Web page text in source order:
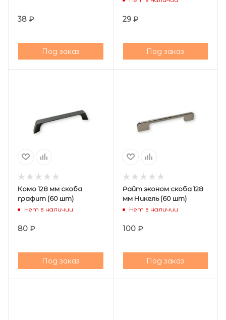
38 ₽
Под заказ
29₽
Под заказ
Комо 128 мм скоба
графит (60 шт)
Нет в наличии
80 ₽
Под заказ
Райт эконом скоба 128
мм Никель (60 шт)
Нет в наличии
100₽
Под заказ